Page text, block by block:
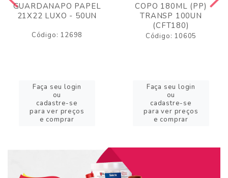
GUARDANAPO PAPEL
21X22 LUXO - 50UN
Código: 12698
Faça seu login
ou
cadastre-se
para ver preços
e comprar
COPO 180ML (PP)
TRANSP 100UN
(CFT180)
Código: 10605
Faça seu login
ou
cadastre-se
para ver preços
e comprar